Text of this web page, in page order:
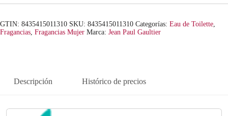
€
.
GTIN: 8435415011310 SKU: 8435415011310 Categorías: Eau de Toilette,
Fragancias, Fragancias Mujer Marca: Jean Paul Gaultier
Descripción Histórico de precios